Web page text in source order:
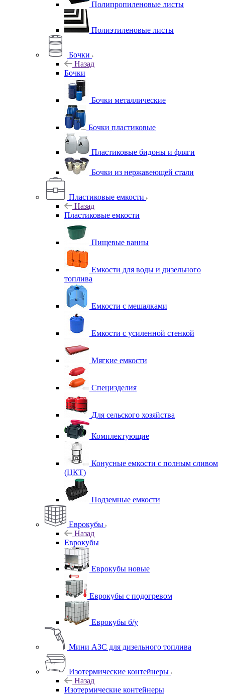
Полипропиленовые листы
Полиэтиленовые листы
Бочки
Назад
Бочки
Бочки металлические
Бочки пластиковые
Пластиковые бидоны и фляги
Бочки из нержавеющей стали
Пластиковые емкости
Назад
Пластиковые емкости
Пищевые ванны
Емкости для воды и дизельного
топлива
Емкости с мешалками
Емкости с усиленной стенкой
Мягкие емкости
Специзделия
Для сельского хозяйства
Комплектующие
Конусные емкости с полным сливом
(ЦКТ)
Подземные емкости
Еврокубы
Назад
Еврокубы
Еврокубы новые
Еврокубы с подогревом
Еврокубы б/у
Мини АЗС для дизельного топлива
Изотермические контейнеры
Назад
Изотермические контейнеры